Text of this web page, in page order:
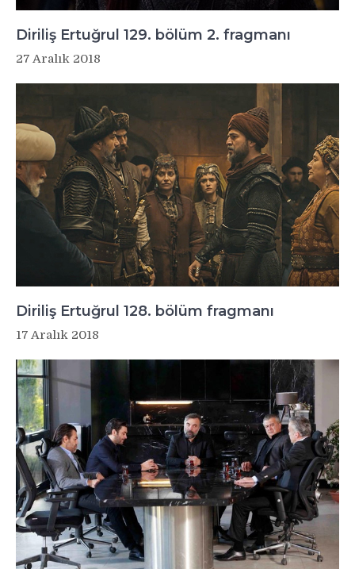
Diriliş Ertuğrul 129. bölüm 2. fragmanı
27 Aralık 2018
Diriliş Ertuğrul 128. bölüm fragmanı
17 Aralık 2018